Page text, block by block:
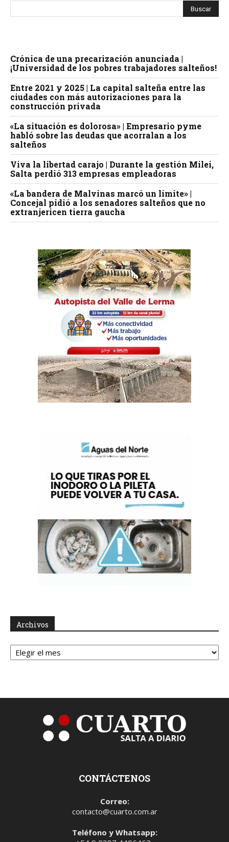
Crónica de una precarización anunciada |
¡Universidad de los pobres trabajadores salteños!
Entre 2021 y 2025 | La capital salteña entre las
ciudades con más autorizaciones para la
construcción privada
«La situación es dolorosa» | Empresario pyme
habló sobre las deudas que acorralan a los
salteños
Viva la libertad carajo | Durante la gestión Milei,
Salta perdió 313 empresas empleadoras
«La bandera de Malvinas marcó un límite» |
Concejal pidió a los senadores salteños que no
extranjericen tierra gaucha
Archivos
Archivos
CONTÁCTENOS
Correo:
contacto@cuarto.com.ar
Teléfono y Whatsapp: